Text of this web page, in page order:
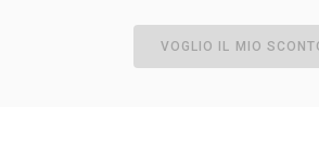
VOGLIO IL MIO